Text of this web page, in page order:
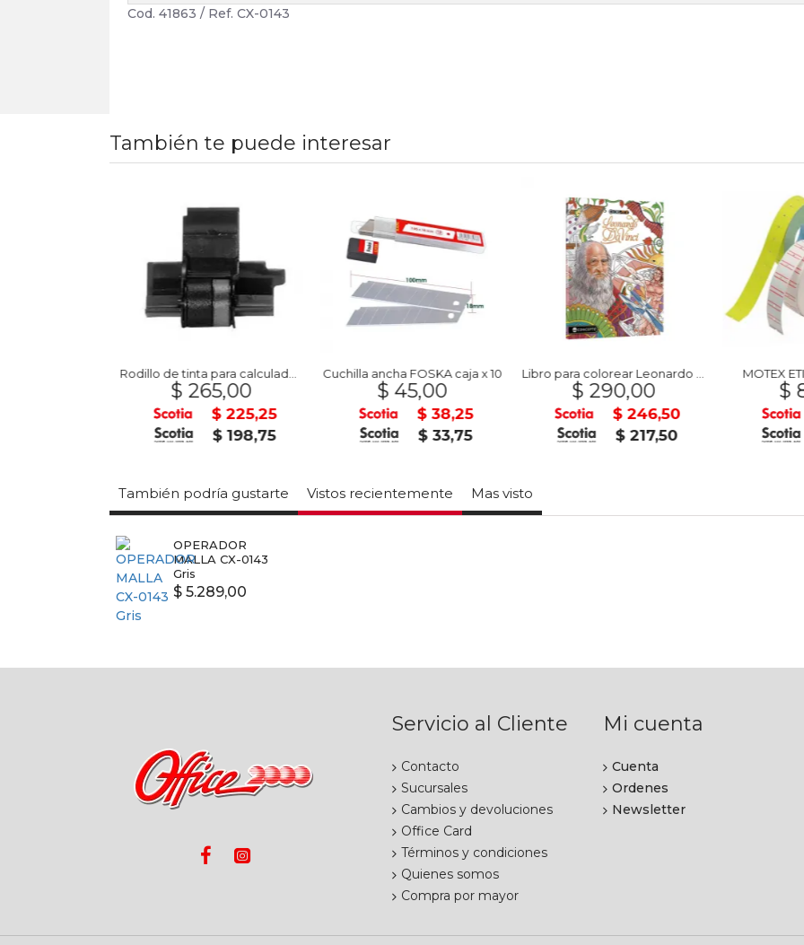
Cod. 41863 / Ref. CX-0143
También te puede interesar
Rodillo de tinta para calculadora IR-40 1 COLOR
$ 265,00
$ 225,25
$ 198,75
Cuchilla ancha FOSKA caja x 10
$ 45,00
$ 38,25
$ 33,75
Libro para colorear Leonardo Da Vinci- CONCEPTO
$ 290,00
$ 246,50
$ 217,50
MOTEX
$
También podría gustarte Vistos recientemente Mas visto
OPERADOR
MALLA CX-0143
Gris
$ 5.289,00
Servicio al Cliente
Contacto
Sucursales
Cambios y devoluciones
Office Card
Términos y condiciones
Quienes somos
Compra por mayor
Mi cuenta
Cuenta
Ordenes
Newsletter